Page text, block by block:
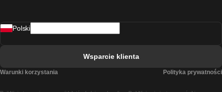
Polski
Wsparcie klienta
Warunki korzystania Polityka prywatności